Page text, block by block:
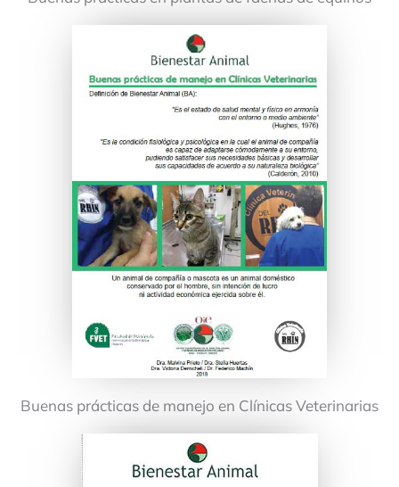
Buenas prácticas de manejo en Clínicas Veterinarias